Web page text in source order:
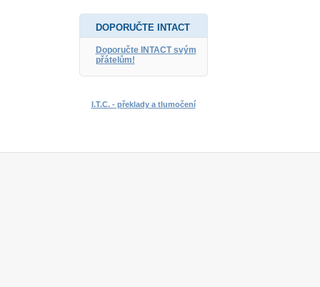
DOPORUČTE INTACT
Doporučte INTACT svým
přátelům!
I.T.C. - překlady a tlumočení